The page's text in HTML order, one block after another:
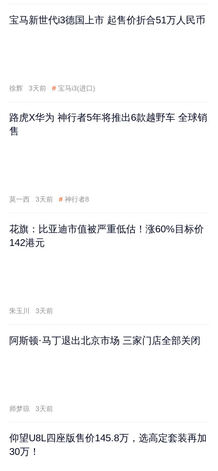
宝马新世代i3德国上市 起售价折合51万人民币
徐辉 3天前 # 宝马i3(进口)
路虎X华为 神行者5年将推出6款越野车 全球销
售
莫一西 3天前 # 神行者8
花旗：比亚迪市值被严重低估！涨60%目标价
142港元
朱玉川 3天前
阿斯顿·马丁退出北京市场 三家门店全部关闭
师梦琼 3天前
仰望U8L四座版售价145.8万，选高定套装再加
30万！